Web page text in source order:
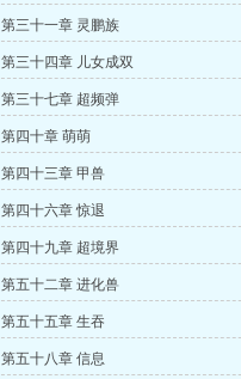
第三十一章 灵鹏族
第三十四章 儿女成双
第三十七章 超频弹
第四十章 萌萌
第四十三章 甲兽
第四十六章 惊退
第四十九章 超境界
第五十二章 进化兽
第五十五章 生吞
第五十八章 信息